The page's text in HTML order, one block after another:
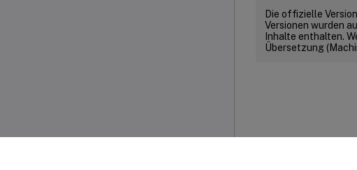
Die offizielle
Versionen wurden
Inhalte enthalten.
Übersetzung